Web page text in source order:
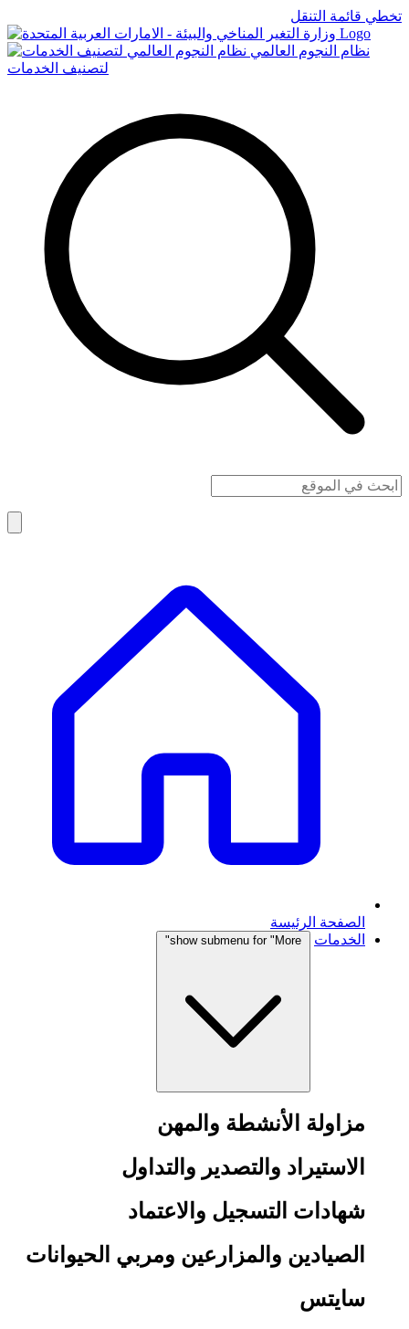
تخطي قائمة التنقل
Logo
نظام النجوم العالمي
لتصنيف الخدمات
الصفحة الرئيسة
الخدمات
show submenu for "More"
مزاولة الأنشطة والمهن
الاستيراد والتصدير والتداول
شهادات التسجيل والاعتماد
الصيادين والمزارعين ومربي الحيوانات
سايتس